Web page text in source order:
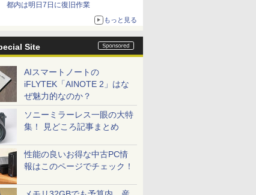
都内は明日7日に復旧作業
もっと見る
Site
AIスマートノートの
iFLYTEK「AINOTE 2」はな
ぜ魅力的なのか？
ソニーミラーレス一眼の大特
集！ 見どころ記事まとめ
性能の良いお得な中古PC情
報はこのページでチェック！